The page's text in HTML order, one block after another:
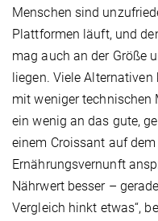
Menschen sind
Plattformen läuft, und
mag auch an der Größe
liegen. Viele
mit weniger technischen
ein wenig an das gute,
einem Croissant auf
Ernährungsvernunft
Nährwert besser –
Vergleich hinkt etwas“,